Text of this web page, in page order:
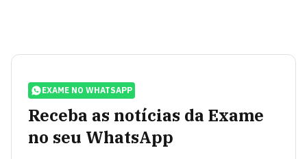
EXAME NO WHATSAPP
Receba as notícias da Exame
no seu WhatsApp